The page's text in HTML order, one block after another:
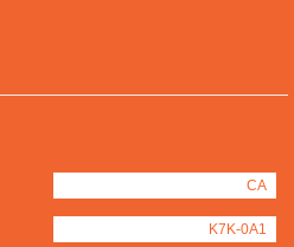
CA
K7K-0A1